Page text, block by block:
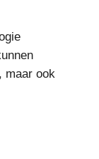
maar ook